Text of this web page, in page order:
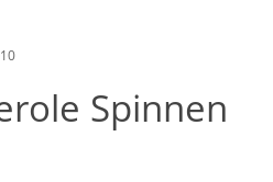
Spinnen